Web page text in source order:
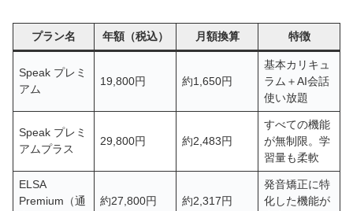
プラン名 年額（税込） 月額換算 特徴
Speak プレミ
アム
19,800円 約1,650円
基本カリキュ
ラム＋AI会話
使い放題
Speak プレミ
アムプラス
29,800円 約2,483円
すべての機能
が無制限。学
習量も柔軟
ELSA
Premium（通
約27,800円 約2,317円
発音矯正に特
化した機能が